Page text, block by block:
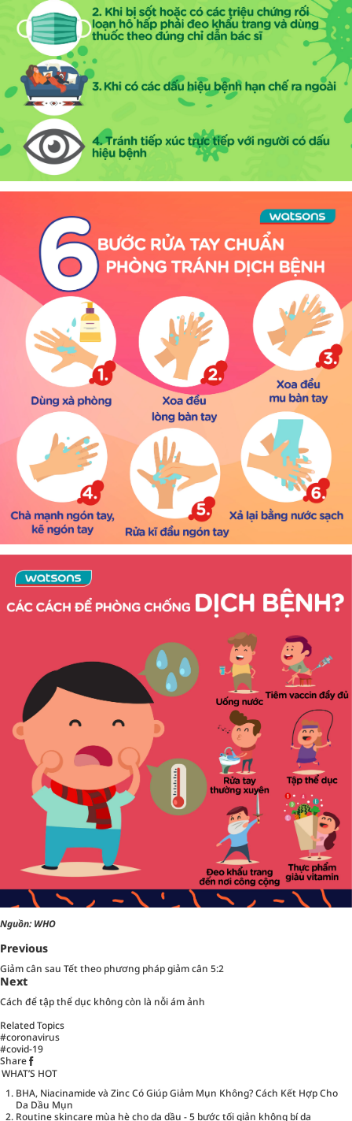
Nguồn:WHO
Previous
Giảm cân sau Tết theo phương pháp giảm cân 5:2
Next
Cách để tập thể dục không còn là nỗi ám ảnh
Related Topics
#coronavirus
#covid-19
Share
WHAT’S HOT
BHA, Niacinamide và Zinc Có Giúp Giảm Mụn Không? Cách Kết Hợp Cho
Da Dầu Mụn
Routine skincare mùa hè cho da dầu - 5 bước tối giản không bí da